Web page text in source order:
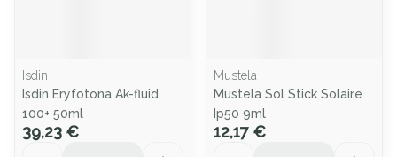
Isdin
Isdin Eryfotona Ak-fluid
100+ 50ml
39,23 €
Mustela
Mustela Sol Stick Solaire
Ip50 9ml
12,17 €